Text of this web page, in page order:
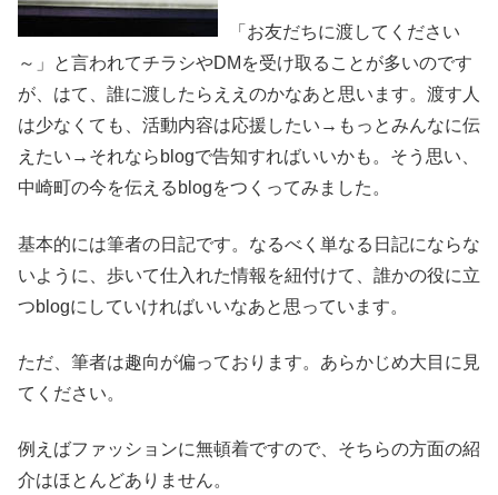
「お友だちに渡してください
～」と言われてチラシやDMを受け取ることが多いのです
が、はて、誰に渡したらええのかなあと思います。渡す人
は少なくても、活動内容は応援したい→もっとみんなに伝
えたい→それならblogで告知すればいいかも。そう思い、
中崎町の今を伝えるblogをつくってみました。
基本的には筆者の日記です。なるべく単なる日記にならな
いように、歩いて仕入れた情報を紐付けて、誰かの役に立
つblogにしていければいいなあと思っています。
ただ、筆者は趣向が偏っております。あらかじめ大目に見
てください。
例えばファッションに無頓着ですので、そちらの方面の紹
介はほとんどありません。